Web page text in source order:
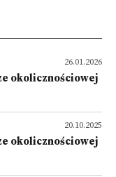
26.01.2026
okolicznościowej
20.10.2025
okolicznościowej